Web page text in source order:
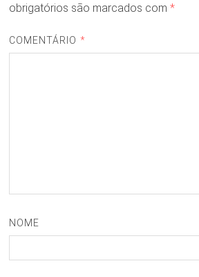
obrigatórios são marcados com *
COMENTÁRIO *
NOME